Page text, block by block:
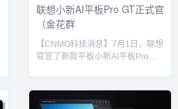
联想小新AI平板Pro GT正式官
（金花群
【CNMO科技消息】7月1日，联想
官宣了新款平板小新AI平板Pro
出，联想小新AI平板Pro GT是一款
主打性能轻薄的平板，其在握持手